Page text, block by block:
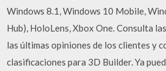
Windows 8.1, Windows 10 Mobile,
Hub), HoloLens, Xbox One. Consulta
las últimas opiniones de los clientes y
clasificaciones para 3D Builder. Ya